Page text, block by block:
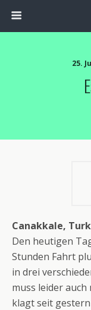
25.
Canakkale,
Den heutigen
Stunden Fahrt
in drei
muss leider
klagt seit